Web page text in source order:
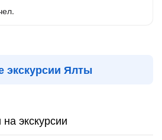
экскурсии Ялты
экскурсии